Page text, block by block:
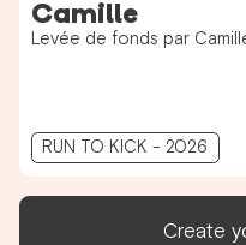
Camille
Levée de fonds par
RUN TO KICK - 2026
Create